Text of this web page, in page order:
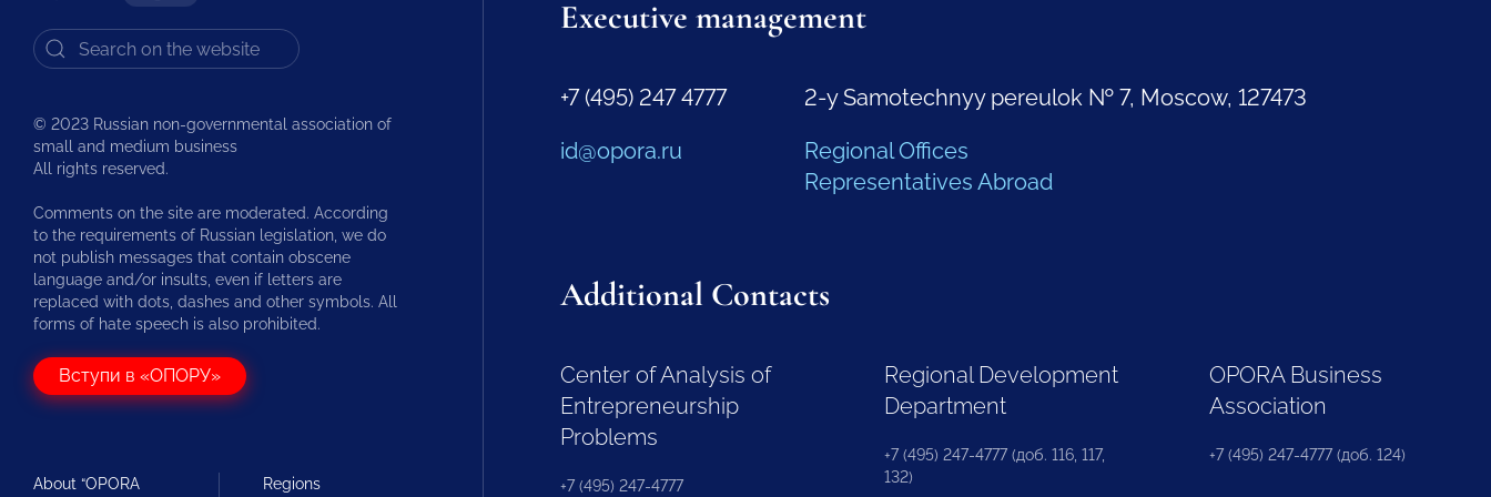
© 2023 Russian non-governmental association of
small and medium business
All rights reserved.
Comments on the site are moderated. According
to the requirements of Russian legislation, we do
not publish messages that contain obscene
language and/or insults, even if letters are
replaced with dots, dashes and other symbols. All
forms of hate speech is also prohibited.
Вступи в «ОПОРУ»
About “OPORA Regions
Executive management
+7 (495) 247 4777
id@opora.ru
2-y Samotechnyy pereulok № 7, Moscow, 127473
Regional Offices
Representatives Abroad
Additional Contacts
Center of Analysis of
Entrepreneurship
Problems
+7 (495) 247-4777
Regional Development
Department
+7 (495) 247-4777 (доб. 116, 117,
132)
OPORA Business
Association
+7 (495) 247-4777 (доб. 124)